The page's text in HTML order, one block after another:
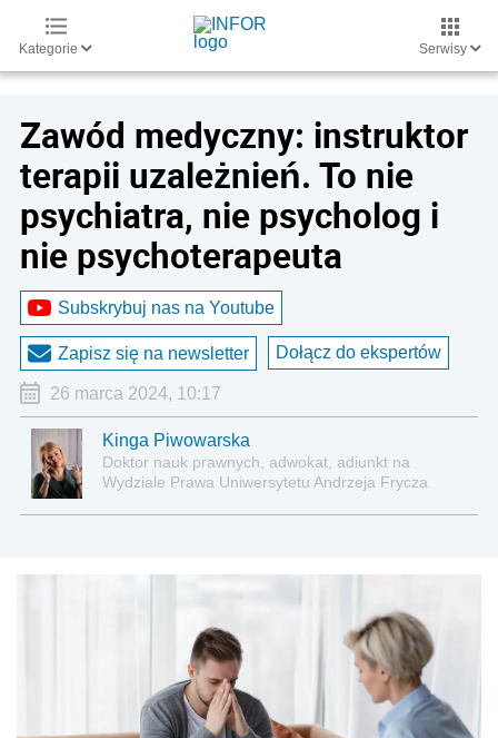
Kategorie Serwisy
Zawód medyczny: instruktor
terapii uzależnień. To nie
psychiatra, nie psycholog i
nie psychoterapeuta
Subskrybuj nas na Youtube
Zapisz się na newsletter Dołącz do ekspertów
26 marca 2024, 10:17
Kinga Piwowarska
Doktor nauk prawnych, adwokat, adiunkt na
Wydziale Prawa Uniwersytetu Andrzeja Frycza